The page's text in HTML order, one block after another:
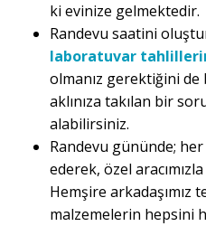
ki evinize gelmektedir.
Randevu saatini
laboratuvar
olmanız gerektiğini
aklınıza takılan bir
alabilirsiniz.
Randevu gününde;
ederek, özel
Hemşire arkadaşımız
malzemelerin hepsini